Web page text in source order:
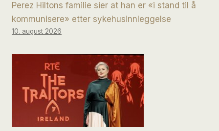
Perez Hiltons familie sier at han er «i stand til å
kommunisere» etter sykehusinnleggelse
10. august 2026